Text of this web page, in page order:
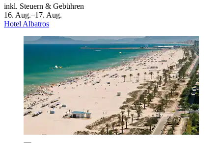
inkl. Steuern & Gebühren
16. Aug.–17. Aug.
Hotel Albatros